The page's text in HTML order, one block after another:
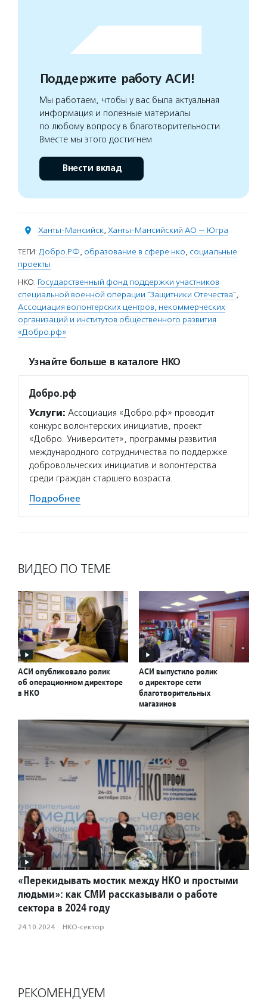
Поддержите работу АСИ!
Мы работаем, чтобы у вас была актуальная
информация и полезные материалы
по любому вопросу в благотворительности.
Вместе мы этого достигнем
Внести вклад
Ханты-Мансийск, Ханты-Мансийский АО — Югра
ТЕГИ: Добро.РФ, образование в сфере нко, социальные
проекты
НКО: Государственный фонд поддержки участников
специальной военной операции "Защитники Отечества",
Ассоциация волонтерских центров, некоммерческих
организаций и институтов общественного развития
«Добро.рф»
Узнайте больше в каталоге НКО
Добро.рф
Услуги: Ассоциация «Добро.рф» проводит
конкурс волонтерских инициатив, проект
«Добро. Университет», программы развития
международного сотрудничества по поддержке
добровольческих инициатив и волонтерства
среди граждан старшего возраста.
Подробнее
ВИДЕО ПО ТЕМЕ
АСИ опубликовало ролик
об операционном директоре
в НКО
АСИ выпустило ролик
о директоре сети
благотворительных
магазинов
«Перекидывать мостик между НКО и простыми
людьми»: как СМИ рассказывали о работе
сектора в 2024 году
24.10.2024 · НКО-сектор
РЕКОМЕНДУЕМ